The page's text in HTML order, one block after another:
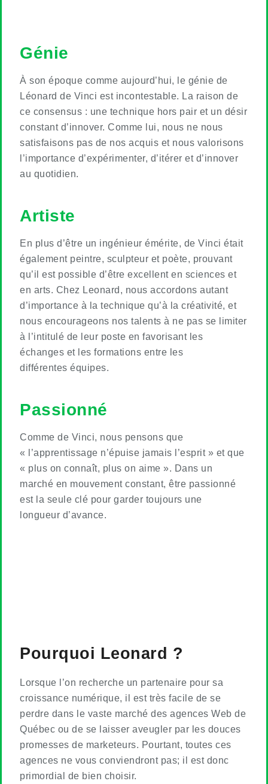
Génie
À son époque comme aujourd’hui, le génie de
Léonard de Vinci est incontestable. La raison de
ce consensus : une technique hors pair et un désir
constant d’innover. Comme lui, nous ne nous
satisfaisons pas de nos acquis et nous valorisons
l’importance d’expérimenter, d’itérer et d’innover
au quotidien.
Artiste
En plus d’être un ingénieur émérite, de Vinci était
également peintre, sculpteur et poète, prouvant
qu’il est possible d’être excellent en sciences et
en arts. Chez Leonard, nous accordons autant
d’importance à la technique qu’à la créativité, et
nous encourageons nos talents à ne pas se limiter
à l’intitulé de leur poste en favorisant les
échanges et les formations entre les
différentes équipes.
Passionné
Comme de Vinci, nous pensons que
« l’apprentissage n’épuise jamais l’esprit » et que
« plus on connaît, plus on aime ». Dans un
marché en mouvement constant, être passionné
est la seule clé pour garder toujours une
longueur d’avance.
Pourquoi Leonard ?
Lorsque l’on recherche un partenaire pour sa
croissance numérique, il est très facile de se
perdre dans le vaste marché des agences Web de
Québec ou de se laisser aveugler par les douces
promesses de marketeurs. Pourtant, toutes ces
agences ne vous conviendront pas; il est donc
primordial de bien choisir.